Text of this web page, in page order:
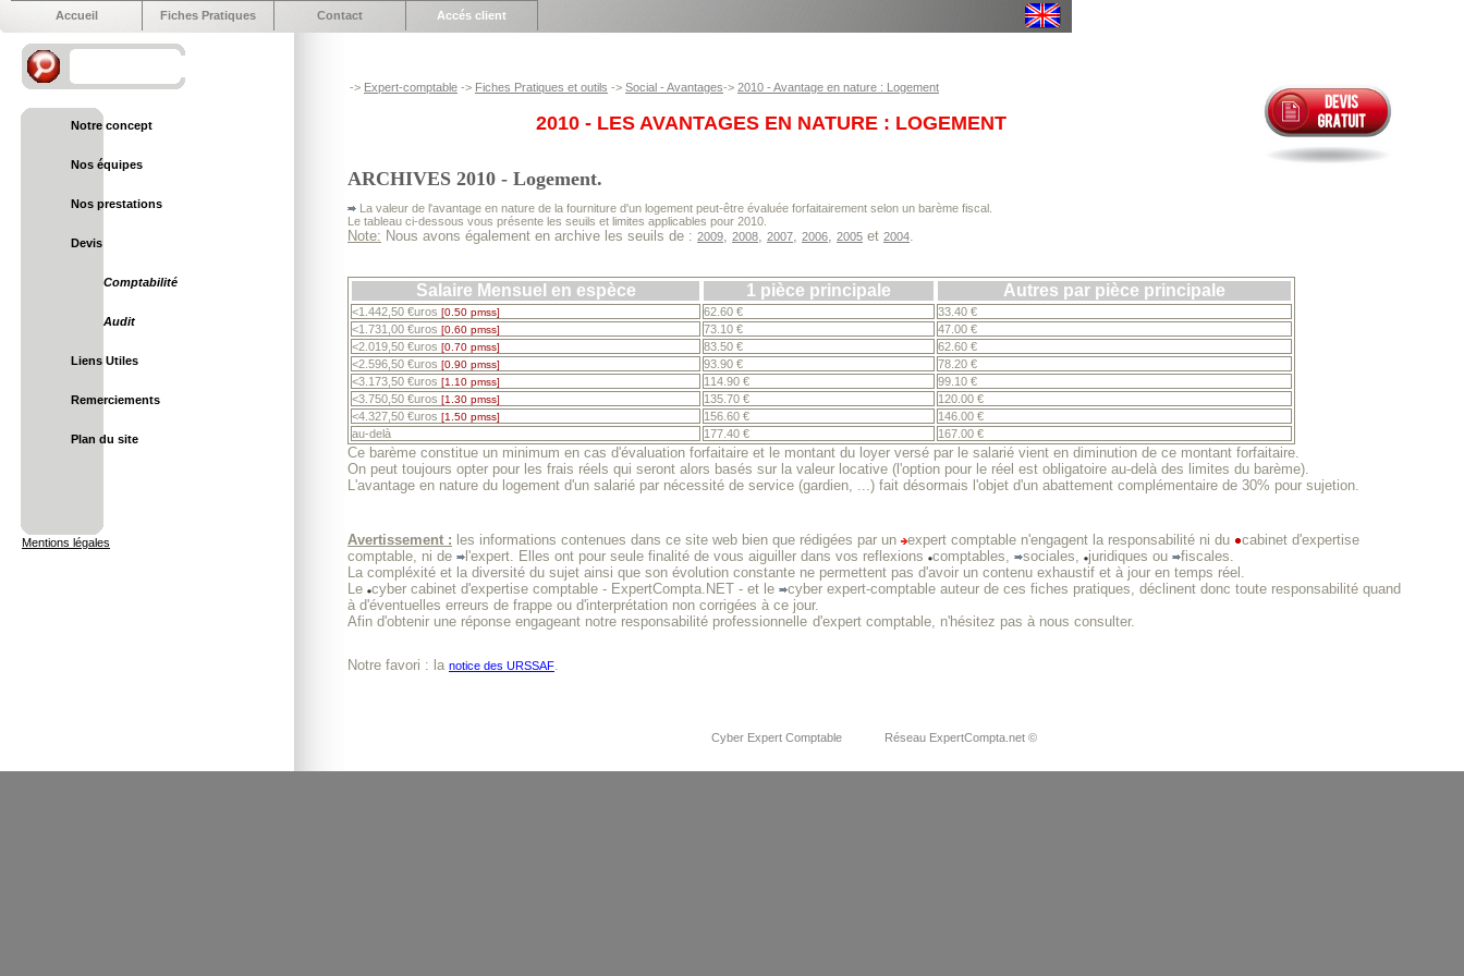
Accueil Fiches Pratiques Contact Accés client
Notre concept
Nos équipes
Nos prestations
Devis
Comptabilité
Audit
Liens Utiles
Remerciements
Plan du site
Mentions légales
-> Expert-comptable -> Fiches Pratiques et outils -> Social - Avantages-> 2010 - Avantage en nature : Logement
2010 - LES AVANTAGES EN NATURE : LOGEMENT
ARCHIVES 2010 - Logement.
La valeur de l'avantage en nature de la fourniture d'un logement peut-être évaluée forfaitairement selon un barème fiscal.
Le tableau ci-dessous vous présente les seuils et limites applicables pour 2010.
Note: Nous avons également en archive les seuils de : 2009, 2008, 2007, 2006, 2005 et 2004.
Salaire Mensuel en espèce 1 pièce principale Autres par pièce principale
<1.442,50 €uros [0.50 pmss] 62.60 €
33.40 €
<1.731,00 €uros [0.60 pmss] 73.10 €
47.00 €
<2.019,50 €uros [0.70 pmss] 83.50 €
62.60 €
<2.596,50 €uros [0.90 pmss] 93.90 €
78.20 €
<3.173,50 €uros [1.10 pmss] 114.90 €
99.10 €
<3.750,50 €uros [1.30 pmss] 135.70 €
120.00 €
<4.327,50 €uros [1.50 pmss] 156.60 €
146.00 €
au-delà
177.40 € 167.00 €
Ce barème constitue un minimum en cas d'évaluation forfaitaire et le montant du loyer versé par le salarié vient en diminution de ce montant forfaitaire.
On peut toujours opter pour les frais réels qui seront alors basés sur la valeur locative (l'option pour le réel est obligatoire au-delà des limites du barème).
L'avantage en nature du logement d'un salarié par nécessité de service (gardien, ...) fait désormais l'objet d'un abattement complémentaire de 30% pour sujetion.
Avertissement : les informations contenues dans ce site web bien que rédigées par un expert comptable n'engagent la responsabilité ni du
cabinet d'expertise
comptable, ni de
l'expert. Elles ont pour seule finalité de vous aiguiller dans vos reflexions comptables, sociales, juridiques ou
fiscales.
La compléxité et la diversité du sujet ainsi que son évolution constante ne permettent pas d'avoir un contenu exhaustif et à jour en temps réel.
Le cyber cabinet d'expertise comptable - ExpertCompta.NET - et le
cyber expert-comptable auteur de ces fiches pratiques, déclinent donc toute responsabilité quand
à d'éventuelles erreurs de frappe ou d'interprétation non corrigées à ce jour.
Afin d'obtenir une réponse engageant notre responsabilité professionnelle d'expert comptable, n'hésitez pas à nous consulter.
Notre favori : la notice des URSSAF.
Cyber Expert Comptable Réseau ExpertCompta.net ©